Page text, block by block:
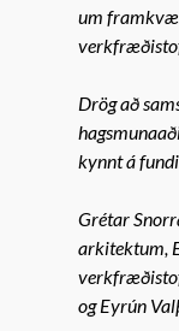
um
Drög að
kynnt á
Grétar
arkitektum,
og Eyrún